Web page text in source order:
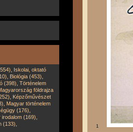
, Iskolai, oktató
, Biológia (453),
(398), Történelem
földrajza
, Képzőművészet
, Magyar történelem
(176),
irodalom (169),
(133), 1